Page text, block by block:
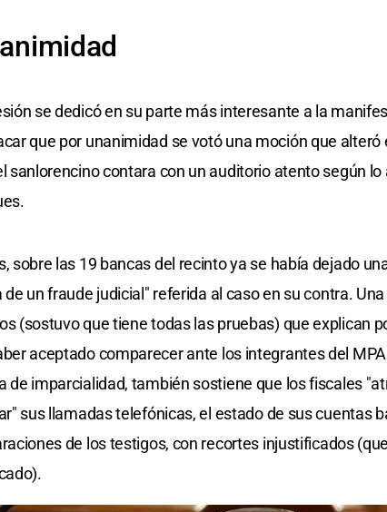
se dedicó en su parte más interesante a la
que por unanimidad se votó una moción que alteró
sanlorencino contara con un auditorio atento según
sobre las 19 bancas del recinto ya se había dejado
de un fraude judicial" referida al caso en su contra.
(sostuvo que tiene todas las pruebas) que explican
aceptado comparecer ante los integrantes del
de imparcialidad, también sostiene que los fiscales
sus llamadas telefónicas, el estado de sus cuentas
de los testigos, con recortes injustificados